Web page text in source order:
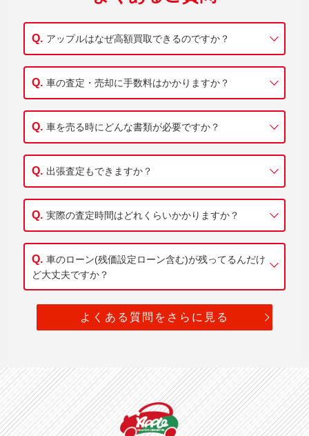
アップルはなぜ高額買取できるのですか？
車の査定・売却に手数料はかかりますか？
車を売る時にどんな書類が必要ですか？
出張査定もできますか？
実際の査定時間はどれくらいかかりますか？
車のローン(残価設定ローン含む)が残ってるんだけ
ど大丈夫ですか？
よくある質問をさらに見る